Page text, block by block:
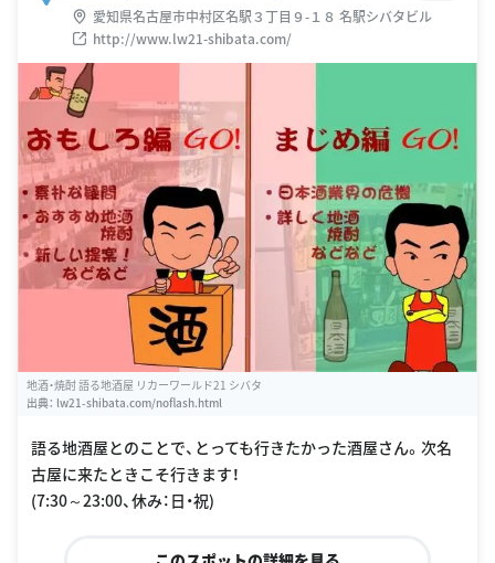
愛知県名古屋市中村区名駅３丁目９-１８ 名駅シバタビル
http://www.lw21-shibata.com/
地酒・焼酎 語る地酒屋 リカーワールド21 シバタ
出典： lw21-shibata.com/noflash.html
語る地酒屋とのことで、とっても行きたかった酒屋さん。次名
古屋に来たときこそ行きます！
(7:30～23:00、休み：日・祝)